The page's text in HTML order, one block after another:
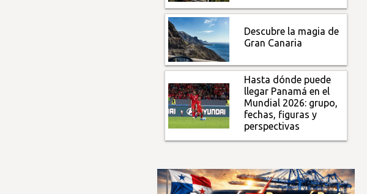
Descubre la magia de
Gran Canaria
Hasta dónde puede
llegar Panamá en el
Mundial 2026: grupo,
fechas, figuras y
perspectivas